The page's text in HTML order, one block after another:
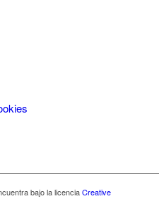
bajo la licenciaCreative